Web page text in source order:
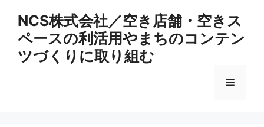
NCS株式会社／空き店舗・空きス
ペースの利活用やまちのコンテン
ツづくりに取り組む
メ